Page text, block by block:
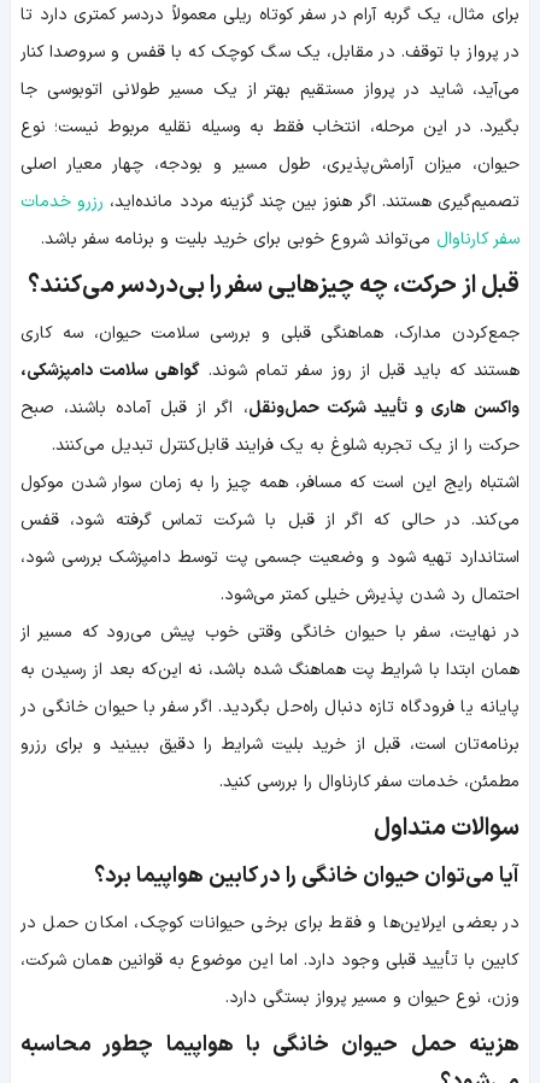
برای مثال، یک گربه آرام در سفر کوتاه ریلی معمولاً دردسر کمتری دارد تا
در پرواز با توقف. در مقابل، یک سگ کوچک که با قفس و سروصدا کنار
می‌آید، شاید در پرواز مستقیم بهتر از یک مسیر طولانی اتوبوسی جا
بگیرد. در این مرحله، انتخاب فقط به وسیله نقلیه مربوط نیست؛ نوع
حیوان، میزان آرامش‌پذیری، طول مسیر و بودجه، چهار معیار اصلی
تصمیم‌گیری هستند. اگر هنوز بین چند گزینه مردد مانده‌اید، رزرو خدمات
سفر کارناوال می‌تواند شروع خوبی برای خرید بلیت و برنامه سفر باشد.
قبل از حرکت، چه چیزهایی سفر را بی‌دردسر می‌کنند؟
جمع‌کردن مدارک، هماهنگی قبلی و بررسی سلامت حیوان، سه کاری
هستند که باید قبل از روز سفر تمام شوند. گواهی سلامت دامپزشکی،
واکسن هاری و تأیید شرکت حمل‌ونقل، اگر از قبل آماده باشند، صبح
حرکت را از یک تجربه شلوغ به یک فرایند قابل‌کنترل تبدیل می‌کنند.
اشتباه رایج این است که مسافر، همه چیز را به زمان سوار شدن موکول
می‌کند. در حالی که اگر از قبل با شرکت تماس گرفته شود، قفس
استاندارد تهیه شود و وضعیت جسمی پت توسط دامپزشک بررسی شود،
احتمال رد شدن پذیرش خیلی کمتر می‌شود.
در نهایت، سفر با حیوان خانگی وقتی خوب پیش می‌رود که مسیر از
همان ابتدا با شرایط پت هماهنگ شده باشد، نه این‌که بعد از رسیدن به
پایانه یا فرودگاه تازه دنبال راه‌حل بگردید. اگر سفر با حیوان خانگی در
برنامه‌تان است، قبل از خرید بلیت شرایط را دقیق ببینید و برای رزرو
مطمئن، خدمات سفر کارناوال را بررسی کنید.
سوالات متداول
آیا می‌توان حیوان خانگی را در کابین هواپیما برد؟
در بعضی ایرلاین‌ها و فقط برای برخی حیوانات کوچک، امکان حمل در
کابین با تأیید قبلی وجود دارد. اما این موضوع به قوانین همان شرکت،
وزن، نوع حیوان و مسیر پرواز بستگی دارد.
هزینه حمل حیوان خانگی با هواپیما چطور محاسبه